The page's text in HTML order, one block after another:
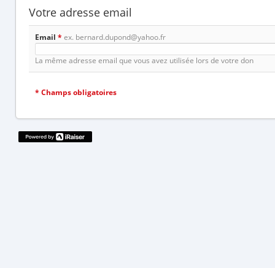
Votre adresse email
Email * ex. bernard.dupond@yahoo.fr
La même adresse email que vous avez utilisée lors de votre don
* Champs obligatoires